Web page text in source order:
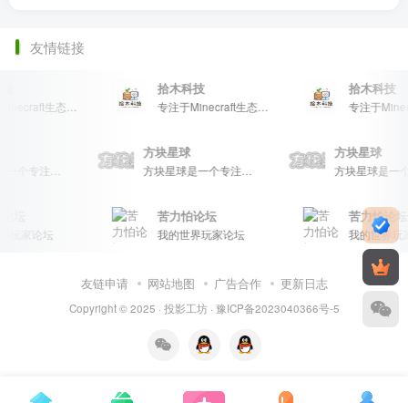
友情链接
专注于Minecraft生态建设
拾木科技
专注于Minecraft生态建设
拾木科技
方块星球是一个专注于我的世界的中文论坛，提供丰富的资源分享、玩家交流和创意展示，包括地图、皮肤、数据包等内容，打造Minecraft玩家的专属社区乐园！
方块星球
方块星球是一个专注于我的世界的中文论坛，提供丰富的资源分享、玩家交流和创意展示，包括地图、皮肤、数据包等内容，打造Minecraft玩家的专属社区乐园！
方块星球
玩家论坛
苦力怕论坛
我的世界玩家论坛
苦力怕论坛
我的世界玩
友链申请 网站地图 广告合作 更新日志
Copyright © 2025 · 投影工坊· 豫ICP备2023040366号-5